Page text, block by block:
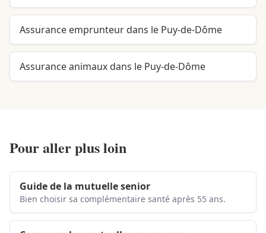
Assurance emprunteur dans le Puy-de-Dôme
Assurance animaux dans le Puy-de-Dôme
Pour aller plus loin
Guide de la mutuelle senior
Bien choisir sa complémentaire santé après 55 ans.